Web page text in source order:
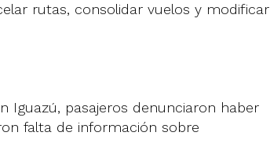
rutas, consolidar vuelos y modificar
Iguazú, pasajeros denunciaron haber
falta de información sobre